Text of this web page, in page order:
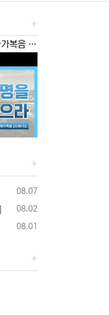
2026. 3. 8 주일예배 말씀 | 마가복음 10:46-52 | ‘운명을 뛰어 넘으라’ 이성준 담임목사
등록일
08.07
등록일
08.02
등록일
08.01